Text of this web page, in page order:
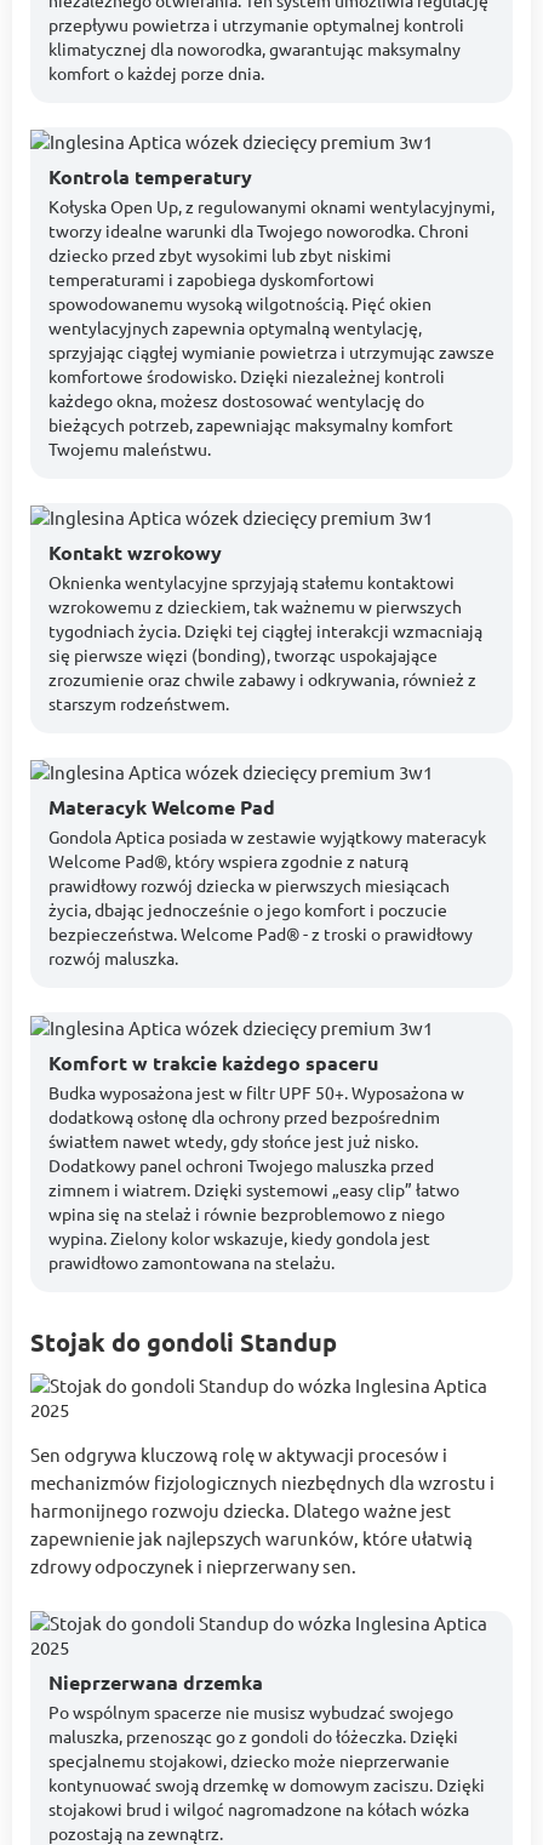
przepływu powietrza i utrzymanie optymalnej kontroli
klimatycznej dla noworodka, gwarantując maksymalny
komfort o każdej porze dnia.
Kontrola temperatury
Kołyska Open Up, z regulowanymi oknami wentylacyjnymi,
tworzy idealne warunki dla Twojego noworodka. Chroni
dziecko przed zbyt wysokimi lub zbyt niskimi
temperaturami i zapobiega dyskomfortowi
spowodowanemu wysoką wilgotnością. Pięć okien
wentylacyjnych zapewnia optymalną wentylację,
sprzyjając ciągłej wymianie powietrza i utrzymując zawsze
komfortowe środowisko. Dzięki niezależnej kontroli
każdego okna, możesz dostosować wentylację do
bieżących potrzeb, zapewniając maksymalny komfort
Twojemu maleństwu.
Kontakt wzrokowy
Oknienka wentylacyjne sprzyjają stałemu kontaktowi
wzrokowemu z dzieckiem, tak ważnemu w pierwszych
tygodniach życia. Dzięki tej ciągłej interakcji wzmacniają
się pierwsze więzi (bonding), tworząc uspokajające
zrozumienie oraz chwile zabawy i odkrywania, również z
starszym rodzeństwem.
Materacyk Welcome Pad
Gondola Aptica posiada w zestawie wyjątkowy materacyk
Welcome Pad®, który wspiera zgodnie z naturą
prawidłowy rozwój dziecka w pierwszych miesiącach
życia, dbając jednocześnie o jego komfort i poczucie
bezpieczeństwa. Welcome Pad® - z troski o prawidłowy
rozwój maluszka.
Komfort w trakcie każdego spaceru
Budka wyposażona jest w filtr UPF 50+. Wyposażona w
dodatkową osłonę dla ochrony przed bezpośrednim
światłem nawet wtedy, gdy słońce jest już nisko.
Dodatkowy panel ochroni Twojego maluszka przed
zimnem i wiatrem. Dzięki systemowi „easy clip” łatwo
wpina się na stelaż i równie bezproblemowo z niego
wypina. Zielony kolor wskazuje, kiedy gondola jest
prawidłowo zamontowana na stelażu.
Stojak do gondoli Standup
Sen odgrywa kluczową rolę w aktywacji procesów i
mechanizmów fizjologicznych niezbędnych dla wzrostu i
harmonijnego rozwoju dziecka. Dlatego ważne jest
zapewnienie jak najlepszych warunków, które ułatwią
zdrowy odpoczynek i nieprzerwany sen.
Nieprzerwana drzemka
Po wspólnym spacerze nie musisz wybudzać swojego
maluszka, przenosząc go z gondoli do łóżeczka. Dzięki
specjalnemu stojakowi, dziecko może nieprzerwanie
kontynuować swoją drzemkę w domowym zaciszu. Dzięki
stojakowi brud i wilgoć nagromadzone na kółach wózka
pozostają na zewnątrz.